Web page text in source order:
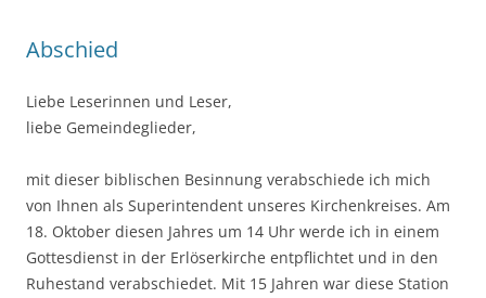
Abschied
Liebe Leserinnen und Leser,
liebe Gemeindeglieder,
mit dieser biblischen Besinnung verabschiede ich mich
von Ihnen als Superintendent unseres Kirchenkreises. Am
18. Oktober diesen Jahres um 14 Uhr werde ich in einem
Gottesdienst in der Erlöserkirche entpflichtet und in den
Ruhestand verabschiedet. Mit 15 Jahren war diese Station